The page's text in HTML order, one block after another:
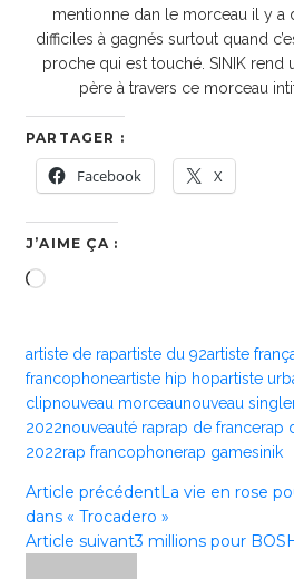
mentionne dan le morceau il y a
difficiles à gagnés surtout quand
proche qui est touché. SINIK rend
père à travers ce morceau
PARTAGER :
Facebook X
J’AIME ÇA :
Chargement…
artiste de rapartiste du 92artiste
francophoneartiste hip hopartiste
clipnouveau morceaunouveau single
2022nouveauté raprap de francerap
2022rap francophonerap gamesinik
Article précédentLa vie en rose
dans « Trocadero »
Article suivant3 millions pour